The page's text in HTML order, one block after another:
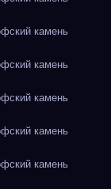
камень
камень
камень
камень
камень